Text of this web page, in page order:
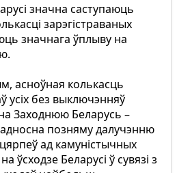
значна саступаюць
зарэгістраваных
значнага ўплыву на
асноўная колькасць
усіх без выключэнняў
Заходнюю Беларусь –
адносна позняму далучэнню
ад камуністычных
ўсходзе Беларусі ў сувязі з